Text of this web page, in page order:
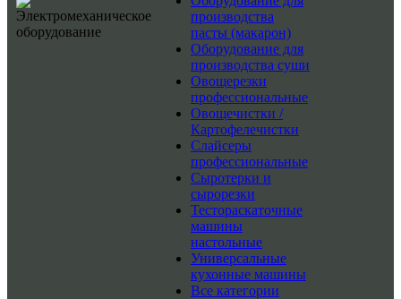
производства
пасты (макарон)
Оборудование для
производства суши
Овощерезки
профессиональные
Овощечистки /
Картофелечистки
Слайсеры
профессиональные
Сыротерки и
сырорезки
Тестораскаточные
машины
настольные
Универсальные
кухонные машины
Все категории